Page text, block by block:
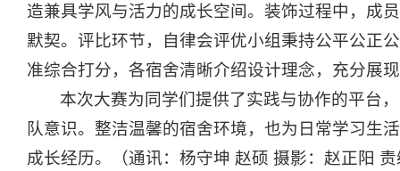
造兼具学风与活力的成长空间。装饰过程中，成
默契。评比环节，自律会评优小组秉持公平公正
准综合打分，各宿舍清晰介绍设计理念，充分展
本次大赛为同学们提供了实践与协作的平台
队意识。整洁温馨的宿舍环境，也为日常学习生
成长经历。（通讯：杨守坤 赵硕 摄影：赵正阳